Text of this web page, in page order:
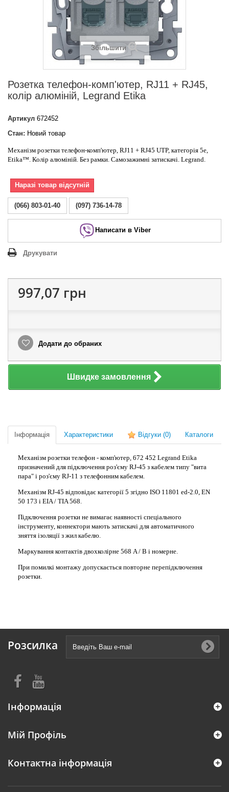
Збільшити
Розетка телефон-комп'ютер, RJ11 + RJ45,
колір алюміній, Legrand Etika
Артикул 672452
Стан: Новий товар
Механізм розетки телефон-комп'ютер, RJ11 + RJ45 UTP, категорія 5е,
Etika™. Колір алюміній. Без рамки. Самозажимні затискачі. Legrand.
Наразі товар відсутній
(066) 803-01-40 (097) 736-14-78
Написати в Viber
Друкувати
997,07 грн
Додати до обраних
Швидке замовлення
Інформація Характеристики Відгуки (0) Каталоги
Механізм розетки телефон - комп'ютер, 672 452 Legrand Etika
призначений для підключення роз'єму RJ-45 з кабелем типу "вита
пара" і роз'єму RJ-11 з телефонним кабелем.
Механізм RJ-45 відповідає категорії 5 згідно ISO 11801 ed-2.0, EN
50 173 і EIA / TIA 568.
Підключення розетки не вимагає наявності спеціального
інструменту, коннектори мають затискачі для автоматичного
зняття ізоляції з жил кабелю.
Маркування контактів двохколірне 568 A / B і номерне.
При помилкі монтажу допускається повторне перепідключення
розетки.
Розсилка
Інформація
Мій Профіль
Контактна інформація